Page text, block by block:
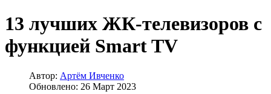
13 лучших ЖК-телевизоров с
функцией Smart TV
Автор: Артём Ивченко
Обновлено: 26 Март 2023